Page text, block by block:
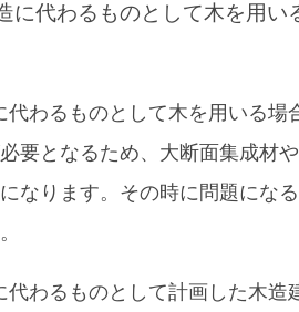
に代わるものとして木を用い
代わるものとして木を用いる場
要となるため、大断面集成材
なります。その時に問題にな
代わるものとして計画した木造